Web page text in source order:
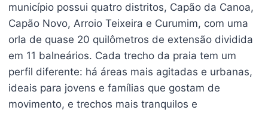
município possui quatro distritos, Capão da Canoa,
Capão Novo, Arroio Teixeira e Curumim, com uma
orla de quase 20 quilômetros de extensão dividida
em 11 balneários. Cada trecho da praia tem um
perfil diferente: há áreas mais agitadas e urbanas,
ideais para jovens e famílias que gostam de
movimento, e trechos mais tranquilos e